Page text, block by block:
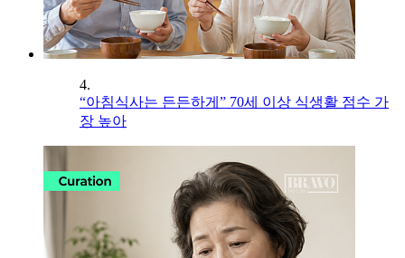
4.
“아침식사는 든든하게” 70세 이상 식생활 점수 가
장 높아